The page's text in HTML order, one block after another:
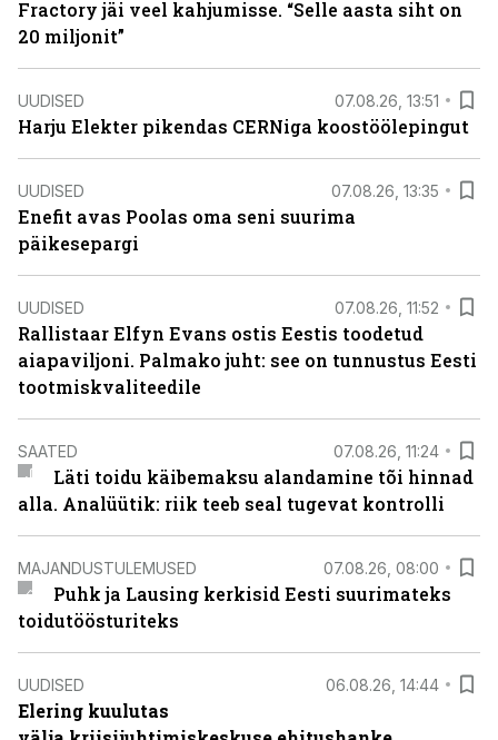
Fractory jäi veel kahjumisse. “Selle aasta siht on
20 miljonit”
UUDISED 07.08.26, 13:51
Harju Elekter pikendas CERNiga koostöölepingut
UUDISED 07.08.26, 13:35
Enefit avas Poolas oma seni suurima
päikesepargi
UUDISED 07.08.26, 11:52
Rallistaar Elfyn Evans ostis Eestis toodetud
aiapaviljoni. Palmako juht: see on tunnustus Eesti
tootmiskvaliteedile
SAATED 07.08.26, 11:24
Läti toidu käibemaksu alandamine tõi hinnad
alla. Analüütik: riik teeb seal tugevat kontrolli
MAJANDUSTULEMUSED 07.08.26, 08:00
Puhk ja Lausing kerkisid Eesti suurimateks
toidutöösturiteks
UUDISED 06.08.26, 14:44
Elering kuulutas